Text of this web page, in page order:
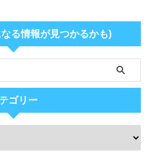
る情報が見つかるかも)
ゴリー